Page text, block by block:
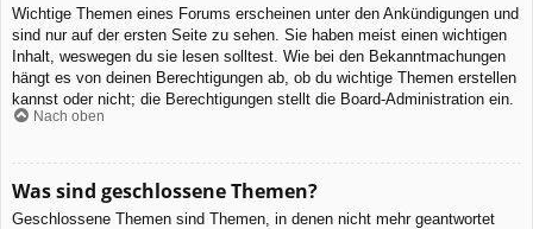
Wichtige Themen eines Forums erscheinen unter den Ankündigungen und
sind nur auf der ersten Seite zu sehen. Sie haben meist einen wichtigen
Inhalt, weswegen du sie lesen solltest. Wie bei den Bekanntmachungen
hängt es von deinen Berechtigungen ab, ob du wichtige Themen erstellen
kannst oder nicht; die Berechtigungen stellt die Board-Administration ein.
Nach oben
Was sind geschlossene Themen?
Geschlossene Themen sind Themen, in denen nicht mehr geantwortet